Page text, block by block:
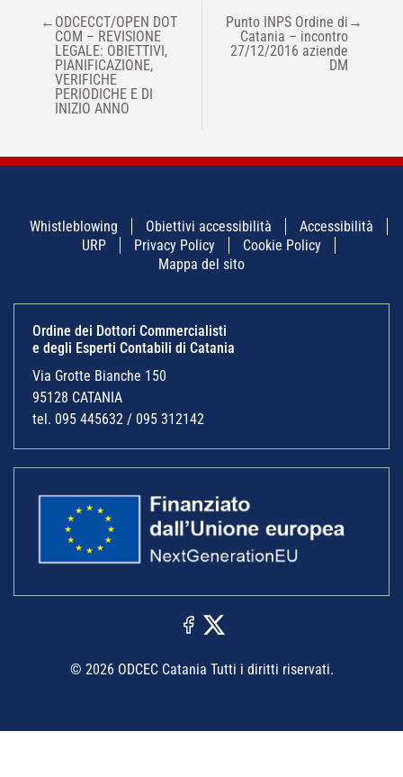
NAVIGAZIONE
ARTICOLI
← ODCECCT/OPEN DOT
COM – REVISIONE
LEGALE: OBIETTIVI,
PIANIFICAZIONE,
VERIFICHE
PERIODICHE E DI
INIZIO ANNO
Punto INPS Ordine di
Catania – incontro
27/12/2016 aziende
DM
→
Whistleblowing Obiettivi accessibilità
Accessibilità
URP
Privacy Policy
Cookie Policy
Mappa del sito
Ordine dei Dottori Commercialisti
e degli Esperti Contabili di Catania
Via Grotte Bianche 150
95128 CATANIA
tel. 095 445632 / 095 312142
© 2026 ODCEC Catania Tutti i diritti riservati.